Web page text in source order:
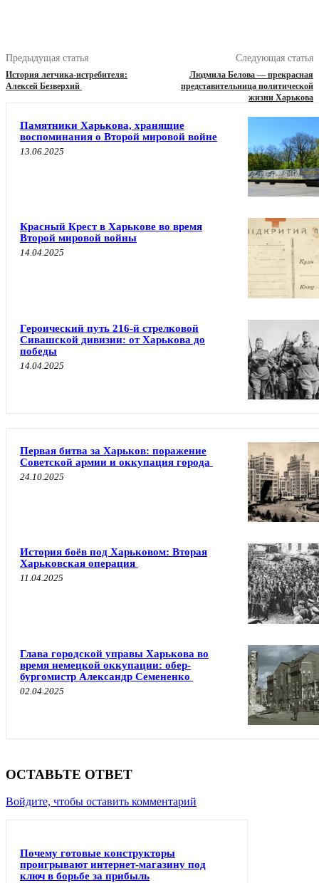
Предыдущая статья
История летчика-истребителя:
Алексей Безверхий
Следующая статья
Людмила Белова — прекрасная
представительница политической
жизни Харькова
Памятники Харькова, хранящие
воспоминания о Второй мировой войне
13.06.2025
Красный Крест в Харькове во время
Второй мировой войны
14.04.2025
Героический путь 216-й стрелковой
Сивашской дивизии: от Харькова до
победы
14.04.2025
Первая битва за Харьков: поражение
Советской армии и оккупация города
24.10.2025
История боёв под Харьковом: Вторая
Харьковская операция
11.04.2025
Глава городской управы Харькова во
время немецкой оккупации: обер-
бургомистр Александр Семененко
02.04.2025
ОСТАВЬТЕ ОТВЕТ
Войдите, чтобы оставить комментарий
Почему готовые конструкторы
проигрывают интернет-магазину под
ключ в борьбе за прибыль